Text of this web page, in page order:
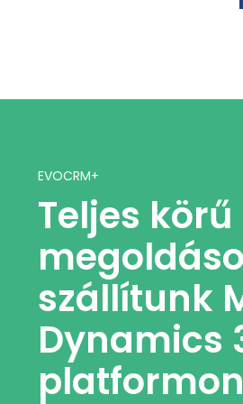
EVOCRM+
Teljes
szállítunk
Dynamics